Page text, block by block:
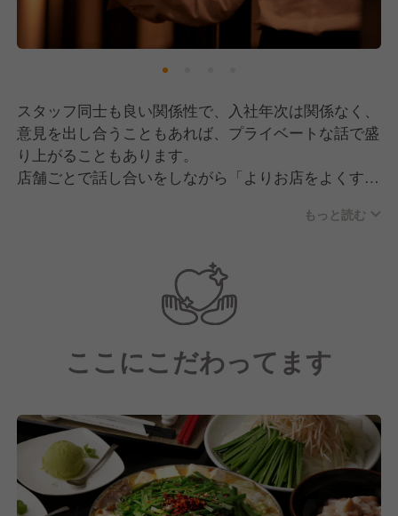
スタッフ同士も良い関係性で、入社年次は関係なく、
意見を出し合うこともあれば、プライベートな話で盛
り上がることもあります。
店舗ごとで話し合いをしながら「よりお店をよくする
もっと読む
ここにこだわってます